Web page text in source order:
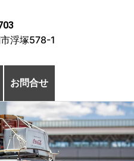
浮塚578-1
お問合せ